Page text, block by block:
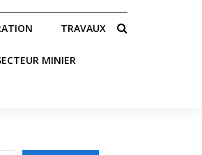
TRAVAUX
MINIER